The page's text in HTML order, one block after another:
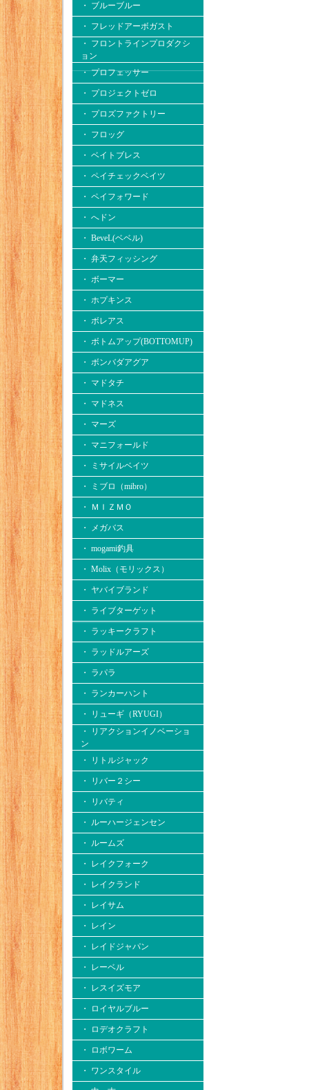
・ ブルーブルー
・ フレッドアーボガスト
・ フロントラインプロダクシ
ョン
・ プロフェッサー
・ プロジェクトゼロ
・ プロズファクトリー
・ フロッグ
・ ベイトブレス
・ ペイチェックベイツ
・ ペイフォワード
・ へドン
・ BeveL(ベベル)
・ 弁天フィッシング
・ ボーマー
・ ホプキンス
・ ボレアス
・ ボトムアップ(BOTTOMUP)
・ ボンバダアグア
・ マドタチ
・ マドネス
・ マーズ
・ マニフォールド
・ ミサイルベイツ
・ ミブロ（mibro）
・ ＭＩＺＭＯ
・ メガバス
・ mogami釣具
・ Molix（モリックス）
・ ヤバイブランド
・ ライブターゲット
・ ラッキークラフト
・ ラッドルアーズ
・ ラパラ
・ ランカーハント
・ リューギ（RYUGI）
・ リアクションイノベーショ
ン
・ リトルジャック
・ リバー２シー
・ リバティ
・ ルーハージェンセン
・ ルームズ
・ レイクフォーク
・ レイクランド
・ レイサム
・ レイン
・ レイドジャパン
・ レーベル
・ レスイズモア
・ ロイヤルブルー
・ ロデオクラフト
・ ロボワーム
・ ワンスタイル